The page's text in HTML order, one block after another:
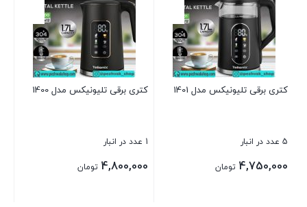
کتری برقی تلیونیکس مدل 1401
5 عدد در انبار
4,750,000 تومان
کتری برقی تلیونیکس مدل 1400
1 عدد در انبار
4,800,000 تومان